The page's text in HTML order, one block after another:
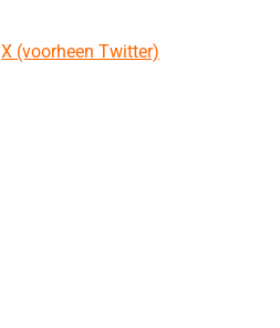
X (voorheen Twitter)